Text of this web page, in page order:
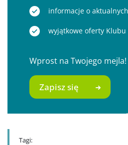
informacje o
wyjątkowe oferty Klubu
Wprost na Twojego mejla!
Zapisz się
Tagi: